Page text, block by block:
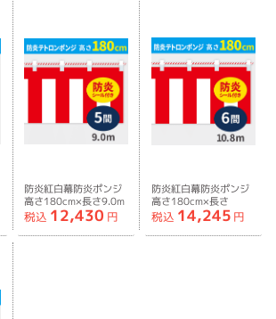
防炎紅白幕防炎ポンジ
高さ180cm×長さ9.0m
紅白ひも付
税込 12,430 円
防炎紅白幕防炎ポンジ
高さ180cm×長さ
10.8m紅白ひも付
税込 14,245 円